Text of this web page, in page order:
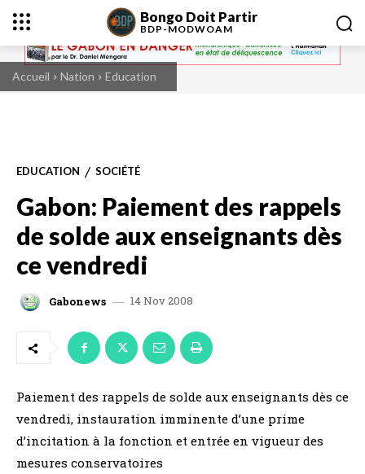
Bongo Doit Partir
BDP-MODWOAM
Accueil Nation Education
EDUCATION SOCIÉTÉ
Gabon: Paiement des rappels
de solde aux enseignants dès
ce vendredi
Gabonews 14 Nov 2008
Paiement des rappels de solde aux enseignants dès ce
vendredi, instauration imminente d’une prime
d’incitation à la fonction et entrée en vigueur des
mesures conservatoires